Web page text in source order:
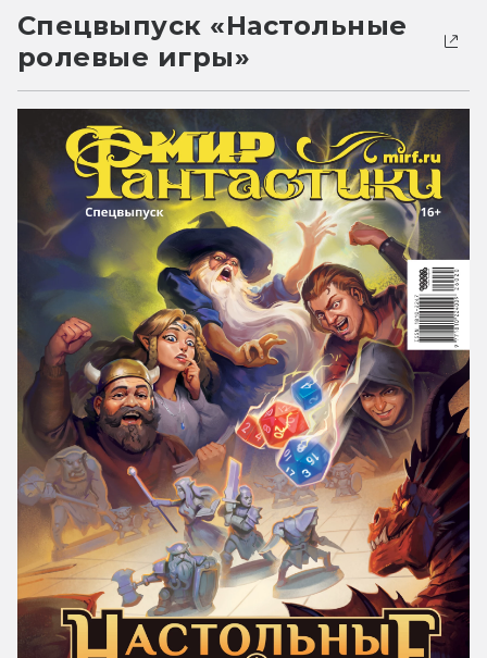
Спецвыпуск «Настольные
ролевые игры»